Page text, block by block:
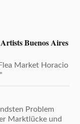
Buenos Aires
Market Horacio
Problem
Marktlücke und